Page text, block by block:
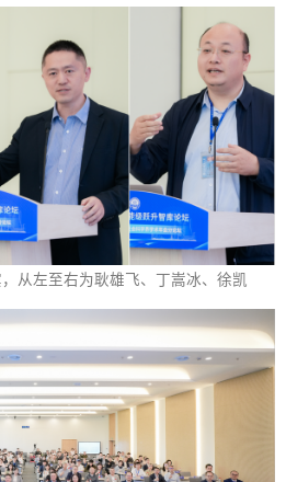
从左至右为耿雄飞、丁嵩冰、徐凯